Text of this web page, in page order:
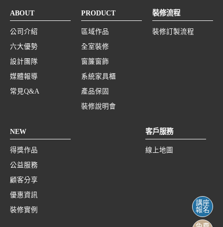
ABOUT
公司介紹
六大優勢
設計團隊
媒體報導
常見Q&A
PRODUCT
區域作品
全室裝修
窗簾窗飾
系統家具櫃
產品保固
裝修說明會
裝修流程
裝修訂製流程
NEW
得獎作品
公益服務
顧客分享
優惠資訊
裝修實例
客戶服務
線上地圖
講座
報名